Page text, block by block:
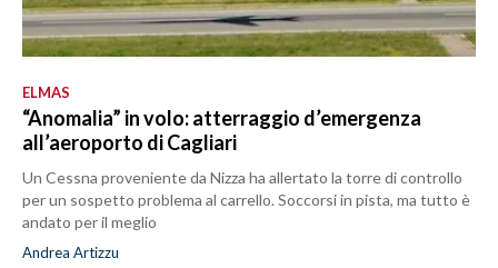
ELMAS
“Anomalia” in volo: atterraggio d’emergenza
all’aeroporto di Cagliari
Un Cessna proveniente da Nizza ha allertato la torre di controllo
per un sospetto problema al carrello. Soccorsi in pista, ma tutto è
andato per il meglio
Andrea Artizzu